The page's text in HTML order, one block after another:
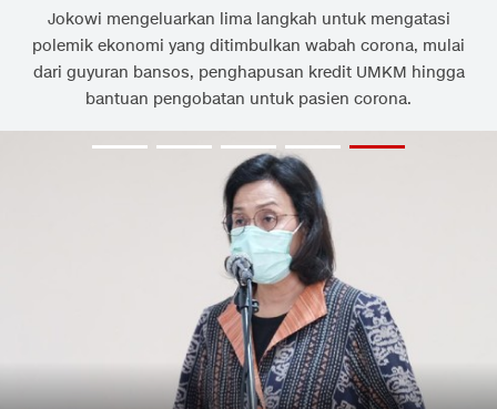
Jokowi mengeluarkan lima langkah untuk mengatasi
polemik ekonomi yang ditimbulkan wabah corona, mulai
dari guyuran bansos, penghapusan kredit UMKM hingga
bantuan pengobatan untuk pasien corona.